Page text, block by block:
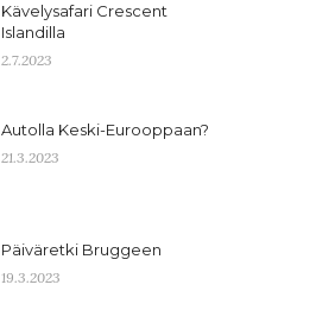
Kävelysafari Crescent
Islandilla
2.7.2023
Autolla Keski-Eurooppaan?
21.3.2023
Päiväretki Bruggeen
19.3.2023